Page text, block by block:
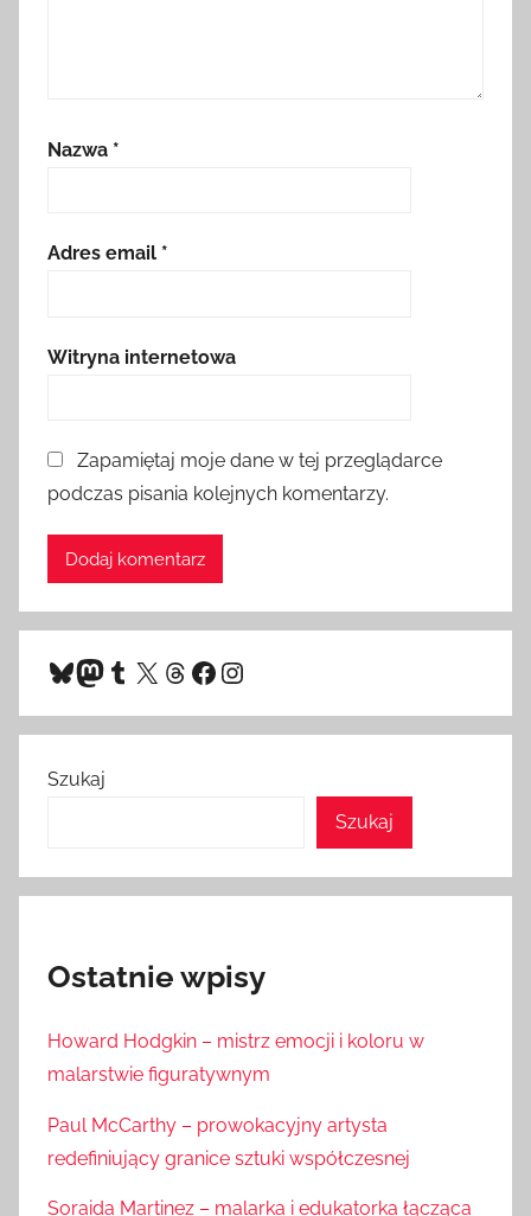
Nazwa *
Adres email *
Witryna internetowa
Zapamiętaj moje dane w tej przeglądarce
podczas pisania kolejnych komentarzy.
Bluesky
Mastodon
Tumblr
X Threads
Facebook
Instagram
Szukaj
Szukaj
Ostatnie wpisy
Howard Hodgkin – mistrz emocji i koloru w
malarstwie figuratywnym
Paul McCarthy – prowokacyjny artysta
redefiniujący granice sztuki współczesnej
Soraida Martinez – malarka i edukatorka łącząca